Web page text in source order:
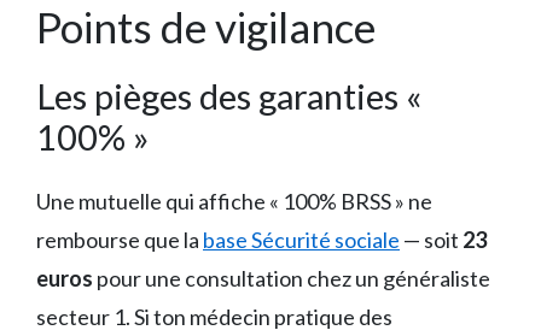
Points de vigilance
Les pièges des garanties «
100% »
Une mutuelle qui affiche « 100% BRSS » ne
rembourse que la base Sécurité sociale — soit 23
euros pour une consultation chez un généraliste
secteur 1. Si ton médecin pratique des